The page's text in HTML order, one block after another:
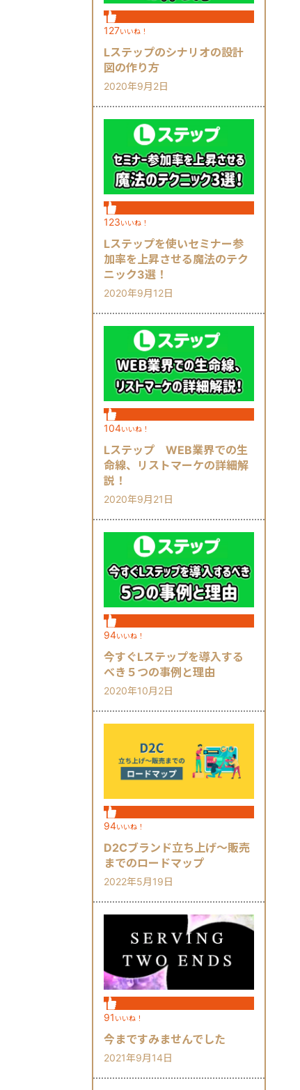
127いいね！
Lステップのシナリオの設計
図の作り方
2020年9月2日
123いいね！
Lステップを使いセミナー参
加率を上昇させる魔法のテク
ニック3選！
2020年9月12日
104いいね！
Lステップ WEB業界での生
命線、リストマーケの詳細解
説！
2020年9月21日
94いいね！
今すぐLステップを導入する
べき５つの事例と理由
2020年10月2日
94いいね！
D2Cブランド立ち上げ～販売
までのロードマップ
2022年5月19日
91 いいね！
今まですみませんでした
2021年9月14日